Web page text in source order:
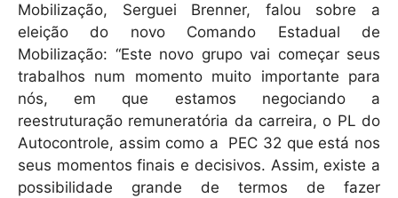
Mobilização, Serguei Brenner, falou sobre a
eleição do novo Comando Estadual de
Mobilização: “Este novo grupo vai começar seus
trabalhos num momento muito importante para
nós, em que estamos negociando a
reestruturação remuneratória da carreira, o PL do
Autocontrole, assim como a PEC 32 que está nos
seus momentos finais e decisivos. Assim, existe a
possibilidade grande de termos de fazer